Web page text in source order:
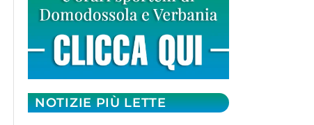
NOTIZIE PIÙ LETTE